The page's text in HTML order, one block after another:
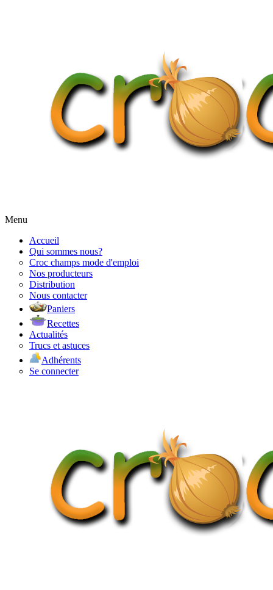
Menu
Accueil
Qui sommes nous?
Croc champs mode d'emploi
Nos producteurs
Distribution
Nous contacter
Paniers
Recettes
Actualités
Trucs et astuces
Adhérents
Se connecter